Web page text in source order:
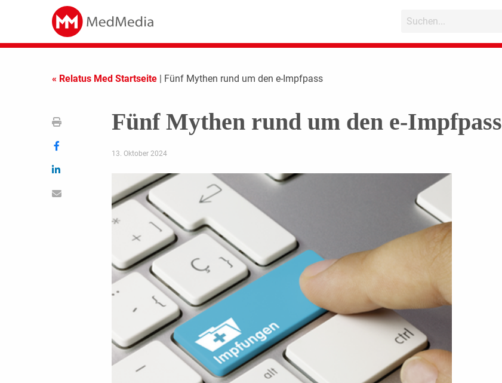
« Relatus Med Startseite | Fünf Mythen rund um den e-Impfpass
Fünf Mythen rund um den e-Impfpass
13. Oktober 2024